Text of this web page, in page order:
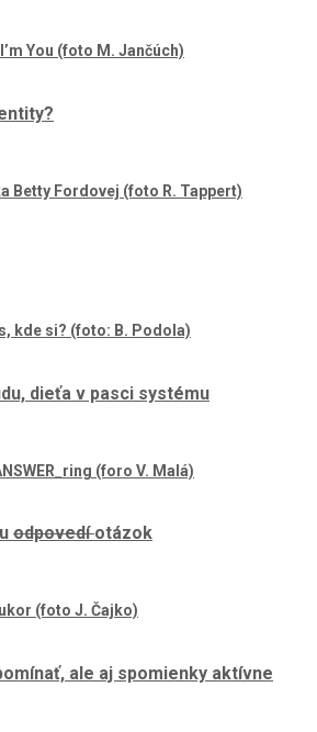
dieťa v pasci systému
odpovedíotázok
ale aj spomienky aktívne